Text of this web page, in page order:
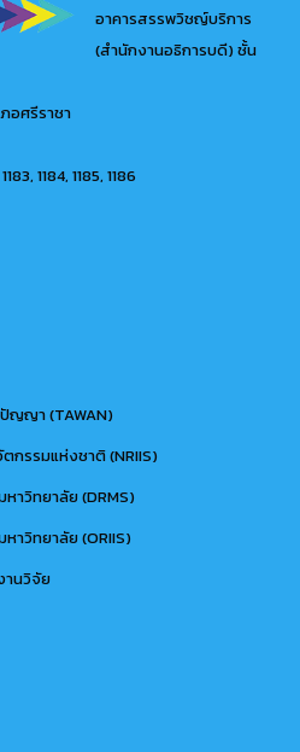
อาคารสรรพวิชญ์บริการ
(สำนักงานอธิการบดี) ชั้น
อศรีราชา
1184, 1185, 1186
ญญา (TAWAN)
กรรมแห่งชาติ (NRIIS)
าวิทยาลัย (DRMS)
าวิทยาลัย (ORIIS)
านวิจัย